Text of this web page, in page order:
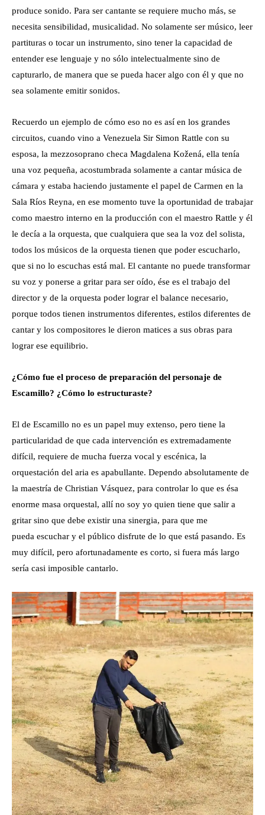
produce sonido. Para ser cantante se requiere mucho más, se
necesita sensibilidad, musicalidad. No solamente ser músico, leer
partituras o tocar un instrumento, sino tener la capacidad de
entender ese lenguaje y no sólo intelectualmente sino de
capturarlo, de manera que se pueda hacer algo con él y que no
sea solamente emitir sonidos.
Recuerdo un ejemplo de cómo eso no es así en los grandes
circuitos, cuando vino a Venezuela Sir Simon Rattle con su
esposa, la mezzosoprano checa Magdalena Kožená, ella tenía
una voz pequeña, acostumbrada solamente a cantar música de
cámara y estaba haciendo justamente el papel de Carmen en la
Sala Ríos Reyna, en ese momento tuve la oportunidad de trabajar
como maestro interno en la producción con el maestro Rattle y él
le decía a la orquesta, que cualquiera que sea la voz del solista,
todos los músicos de la orquesta tienen que poder escucharlo,
que si no lo escuchas está mal. El cantante no puede transformar
su voz y ponerse a gritar para ser oído, ése es el trabajo del
director y de la orquesta poder lograr el balance necesario,
porque todos tienen instrumentos diferentes, estilos diferentes de
cantar y los compositores le dieron matices a sus obras para
lograr ese equilibrio.
¿Cómo fue el proceso de preparación del personaje de
Escamillo? ¿Cómo lo estructuraste?
El de Escamillo no es un papel muy extenso, pero tiene la
particularidad de que cada intervención es extremadamente
difícil, requiere de mucha fuerza vocal y escénica, la
orquestación del aria es apabullante. Dependo absolutamente de
la maestría de Christian Vásquez, para controlar lo que es ésa
enorme masa orquestal, allí no soy yo quien tiene que salir a
gritar sino que debe existir una sinergia, para que me
pueda escuchar y el público disfrute de lo que está pasando. Es
muy difícil, pero afortunadamente es corto, si fuera más largo
sería casi imposible cantarlo.